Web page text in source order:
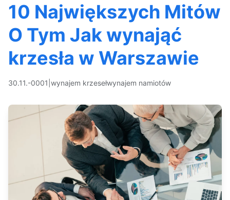
10 Największych Mitów
O Tym Jak wynająć
krzesła w Warszawie
30.11.-0001 wynajem krzesełwynajem namiotów